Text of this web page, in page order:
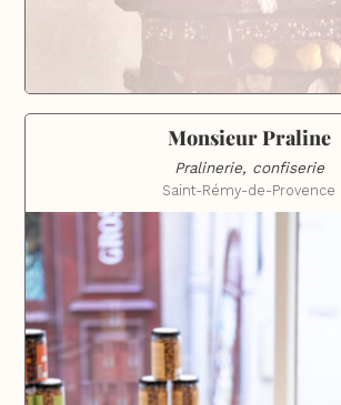
Monsieur Praline
Pralinerie, confiserie
Saint-Rémy-de-Provence